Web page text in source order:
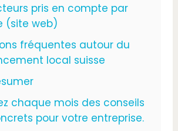
pris en compte par
(site web)
fréquentes autour du
local suisse
chaque mois des conseils
pour votre entreprise.